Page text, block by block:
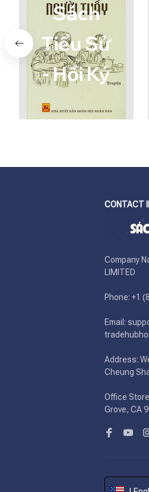
Sách
Tiểu Sử
- Hồi Ký
CONTACT
Company
LIMITED
Phone: +1
Email:
Address:
Cheung
Office
Grove, CA